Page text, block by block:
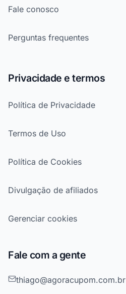
Fale conosco
Perguntas frequentes
Privacidade e termos
Política de Privacidade
Termos de Uso
Política de Cookies
Divulgação de afiliados
Gerenciar cookies
Fale com a gente
thiago@agoracupom.com.br